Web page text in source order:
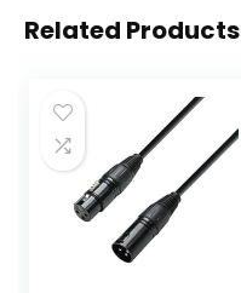
Related Products